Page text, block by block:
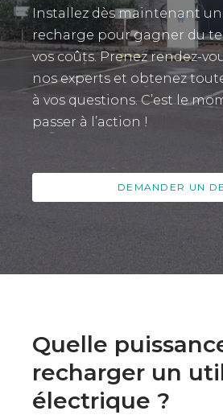
Installez dès maintenant
recharge pour gagner du
vos coûts. Prenez rendez-
nos experts et obtenez
à vos questions. C’est le
passer à l’action !
DEMANDER UN
Quelle
recharger un
électrique ?